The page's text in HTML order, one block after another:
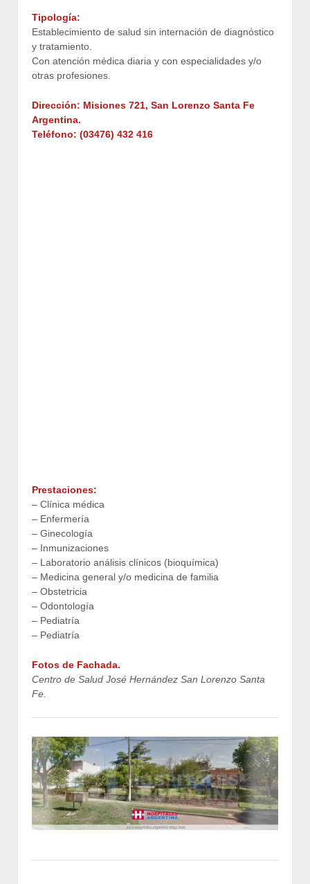
Tipología:
Establecimiento de salud sin internación de diagnóstico
y tratamiento.
Con atención médica diaria y con especialidades y/o
otras profesiones.
Dirección: Misiones 721, San Lorenzo Santa Fe
Argentina.
Teléfono: (03476) 432 416
Prestaciones:
– Clínica médica
– Enfermería
– Ginecología
– Inmunizaciones
– Laboratorio análisis clínicos (bioquímica)
– Medicina general y/o medicina de familia
– Obstetricia
– Odontología
– Pediatría
– Pediatría
Fotos de Fachada.
Centro de Salud José Hernández San Lorenzo Santa
Fe.